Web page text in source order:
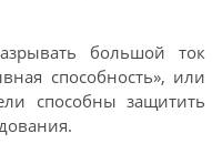
большой ток
способность», или
способны защитить